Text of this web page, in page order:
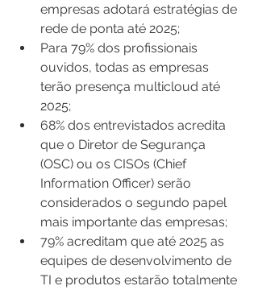
empresas adotará estratégias de
rede de ponta até 2025;
Para 79% dos profissionais
ouvidos, todas as empresas
terão presença multicloud até
2025;
68% dos entrevistados acredita
que o Diretor de Segurança
(OSC) ou os CISOs (Chief
Information Officer) serão
considerados o segundo papel
mais importante das empresas;
79% acreditam que até 2025 as
equipes de desenvolvimento de
TI e produtos estarão totalmente